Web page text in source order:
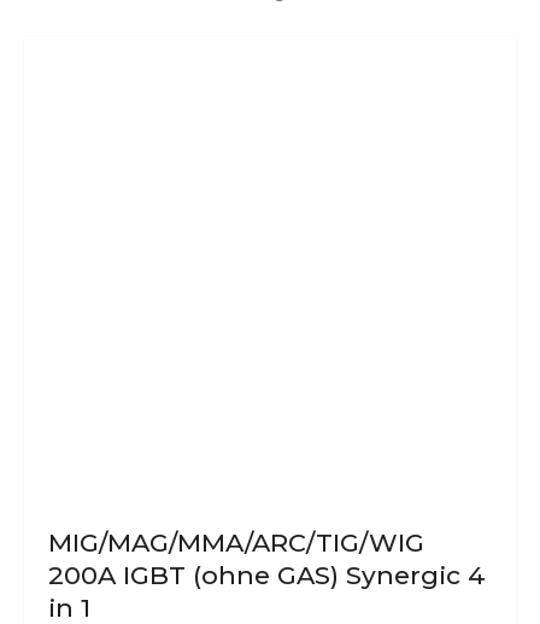
MIG/MAG/MMA/ARC/TIG/WIG
200A IGBT (ohne GAS) Synergic 4
in 1